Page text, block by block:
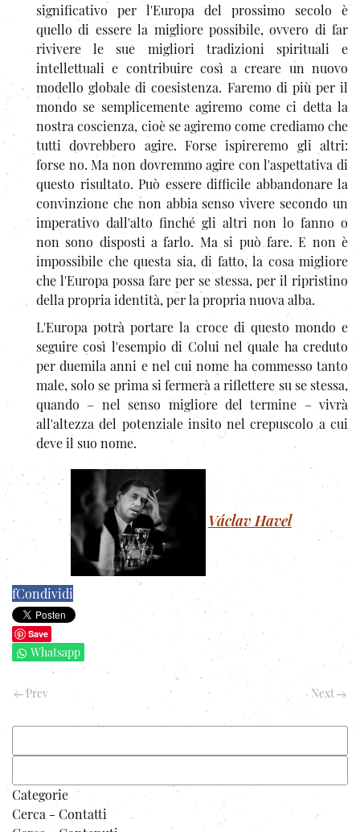
significativo per l'Europa del prossimo secolo è
quello di essere la migliore possibile, ovvero di far
rivivere le sue migliori tradizioni spirituali e
intellettuali e contribuire così a creare un nuovo
modello globale di coesistenza. Faremo di più per il
mondo se semplicemente agiremo come ci detta la
nostra coscienza, cioè se agiremo come crediamo che
tutti dovrebbero agire. Forse ispireremo gli altri:
forse no. Ma non dovremmo agire con l'aspettativa di
questo risultato. Può essere difficile abbandonare la
convinzione che non abbia senso vivere secondo un
imperativo dall'alto finché gli altri non lo fanno o
non sono disposti a farlo. Ma si può fare. E non è
impossibile che questa sia, di fatto, la cosa migliore
che l'Europa possa fare per se stessa, per il ripristino
della propria identità, per la propria nuova alba.
L'Europa potrà portare la croce di questo mondo e
seguire così l'esempio di Colui nel quale ha creduto
per duemila anni e nel cui nome ha commesso tanto
male, solo se prima si fermerà a riflettere su se stessa,
quando – nel senso migliore del termine – vivrà
all'altezza del potenziale insito nel crepuscolo a cui
deve il suo nome.
Václav Havel
fCondividi
Save
Whatsapp
Prev Next
Categorie
Cerca - Contatti